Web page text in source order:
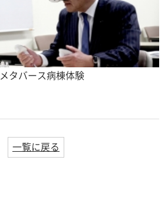
タバース病棟体験
一覧に戻る